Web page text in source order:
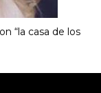
“la casa de los